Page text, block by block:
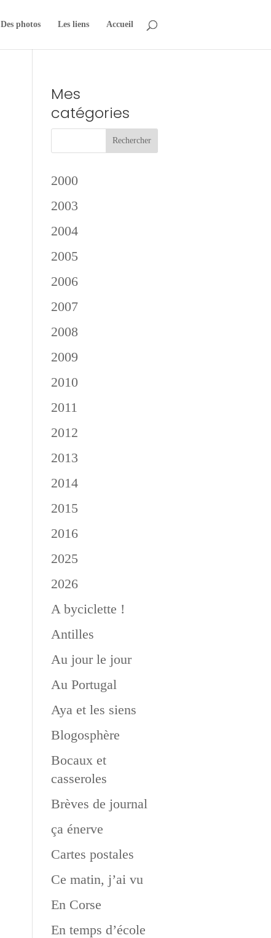
Des photos Les liens Accueil
Mes
catégories
2000
2003
2004
2005
2006
2007
2008
2009
2010
2011
2012
2013
2014
2015
2016
2025
2026
A byciclette !
Antilles
Au jour le jour
Au Portugal
Aya et les siens
Blogosphère
Bocaux et
casseroles
Brèves de journal
ça énerve
Cartes postales
Ce matin, j’ai vu
En Corse
En temps d’école